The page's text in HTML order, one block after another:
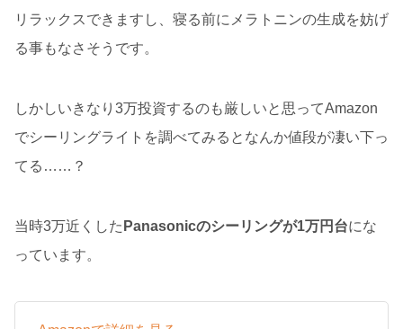
リラックスできますし、寝る前にメラトニンの生成を妨げ
る事もなさそうです。
しかしいきなり3万投資するのも厳しいと思ってAmazon
でシーリングライトを調べてみるとなんか値段が凄い下っ
てる……？
当時3万近くした Panasonicのシーリングが1万円台にな
っています。